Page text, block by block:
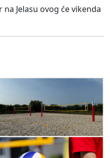
Jelasu ovog će vikenda